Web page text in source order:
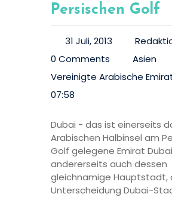
Persischen Golf
31 Juli, 2013
0 Comments
Asien
Vereinigte Arabische
07:58
Dubai - das ist einerseits
Arabischen Halbinsel am
Golf gelegene Emirat
andererseits auch dessen
gleichnamige Hauptstadt,
Unterscheidung Dubai-